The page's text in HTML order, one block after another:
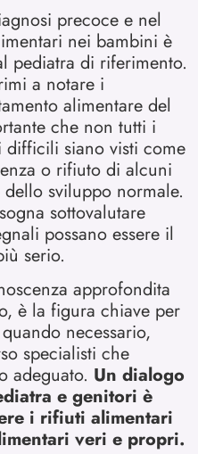
precoce e nel
nei bambini è
pediatra di riferimento.
a notare i
alimentare del
che non tutti i
siano visti come
o rifiuto di alcuni
sviluppo normale.
sottovalutare
possano essere il
serio.
approfondita
è la figura chiave per
necessario,
specialisti che
adeguato. Un dialogo
e genitori è
i rifiuti alimentari
veri e propri.